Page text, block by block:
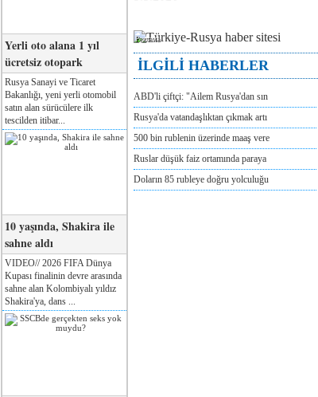
Yerli oto alana 1 yıl
ücretsiz otopark
Rusya Sanayi ve Ticaret
Bakanlığı, yeni yerli otomobil
satın alan sürücülere ilk
tescilden itibar...
10 yaşında, Shakira ile
sahne aldı
VIDEO// 2026 FIFA Dünya
Kupası finalinin devre arasında
sahne alan Kolombiyalı yıldız
Shakira'ya, dans ...
Реклама
İLGİLİ HABERLER
ABD'li çiftçi: "Ailem Rusya'dan sın
Rusya'da vatandaşlıktan çıkmak artı
500 bin rublenin üzerinde maaş vere
Ruslar düşük faiz ortamında paraya
Doların 85 rubleye doğru yolculuğu